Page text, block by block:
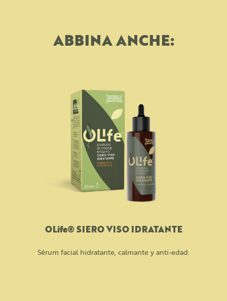
ABBINA ANCHE:
OLife® SIERO VISO IDRATANTE
Sérum facial hidratante, calmante y anti-edad.